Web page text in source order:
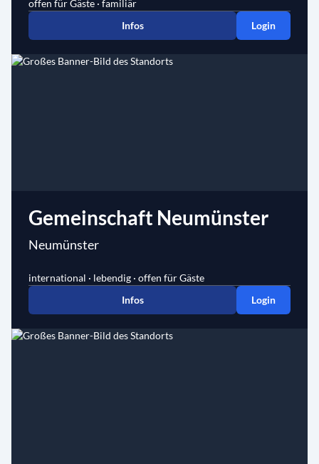
offen für Gäste · familiär
Infos
Login
Gemeinschaft Neumünster
Neumünster
international · lebendig · offen für Gäste
Infos
Login